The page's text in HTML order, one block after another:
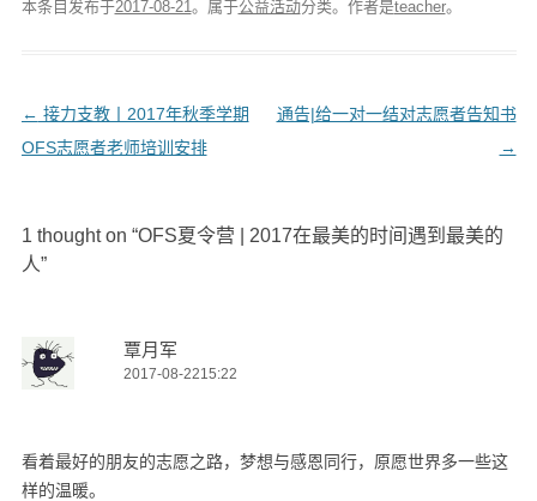
本条目发布于2017-08-21。属于公益活动分类。 作者是teacher。
文
章
← 接力支教丨2017年秋季学期
OFS志愿者老师培训安排
通告|给一对一结对志愿者告知书
→
1 thought on “OFS夏令营 | 2017在最美的时间遇到最美的
人”
覃月军
2017-08-2215:22
看着最好的朋友的志愿之路，梦想与感恩同行，原愿世界多一些这
样的温暖。